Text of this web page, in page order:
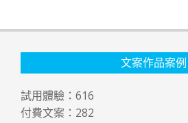
文案作品案例
試用體驗： 616
付費文案： 282